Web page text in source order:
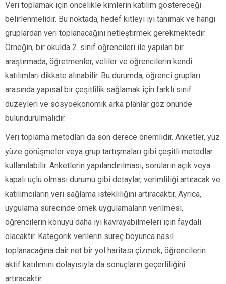
Veri toplamak için öncelikle kimlerin katılım göstereceği
belirlenmelidir. Bu noktada, hedef kitleyi iyi tanımak ve hangi
gruplardan veri toplanacağını netleştirmek gerekmektedir.
Örneğin, bir okulda 2. sınıf öğrencileri ile yapılan bir
araştırmada, öğretmenler, veliler ve öğrencilerin kendi
katılımları dikkate alınabilir. Bu durumda, öğrenci grupları
arasında yapısal bir çeşitlilik sağlamak için farklı sınıf
düzeyleri ve sosyoekonomik arka planlar göz önünde
bulundurulmalıdır.
Veri toplama metodları da son derece önemlidir. Anketler, yüz
yüze görüşmeler veya grup tartışmaları gibi çeşitli metodlar
kullanılabilir. Anketlerin yapılandırılması, soruların açık veya
kapalı uçlu olması durumu gibi detaylar, verimliliği artıracak ve
katılımcıların veri sağlama istekliliğini artıracaktır. Ayrıca,
uygulama sürecinde örnek uygulamaların verilmesi,
öğrencilerin konuyu daha iyi kavrayabilmeleri için faydalı
olacaktır. Kategorik verilerin süreç boyunca nasıl
toplanacağına dair net bir yol haritası çizmek, öğrencilerin
aktif katılımını dolayısıyla da sonuçların geçerliliğini
artıracaktır.